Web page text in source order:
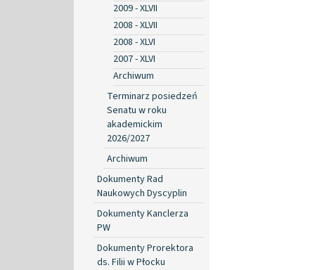
2009 - XLVII
2008 - XLVII
2008 - XLVI
2007 - XLVI
Archiwum
Terminarz posiedzeń
Senatu w roku
akademickim
2026/2027
Archiwum
Dokumenty Rad
Naukowych Dyscyplin
Dokumenty Kanclerza
PW
Dokumenty Prorektora
ds. Filii w Płocku